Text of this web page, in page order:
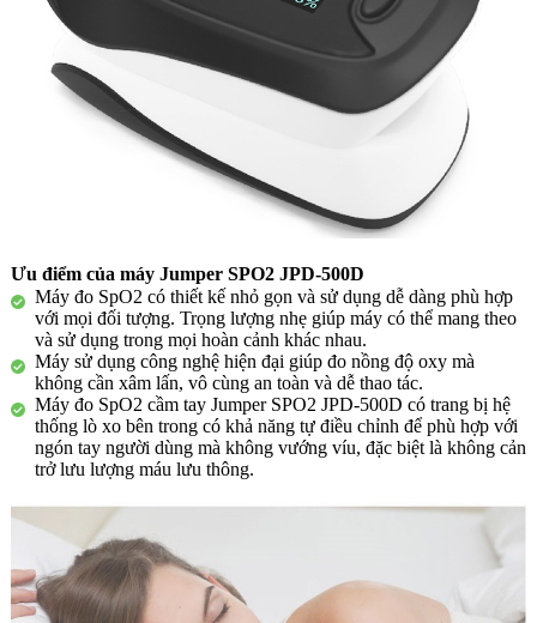
Ưu điểm của máy Jumper SPO2 JPD-500D
Máy đo SpO2 có thiết kế nhỏ gọn và sử dụng dễ dàng phù hợp
với mọi đối tượng. Trọng lượng nhẹ giúp máy có thể mang theo
và sử dụng trong mọi hoàn cảnh khác nhau.
Máy sử dụng công nghệ hiện đại giúp đo nồng độ oxy mà
không cần xâm lấn, vô cùng an toàn và dễ thao tác.
Máy đo SpO2 cầm tay Jumper SPO2 JPD-500D có trang bị hệ
thống lò xo bên trong có khả năng tự điều chỉnh để phù hợp với
ngón tay người dùng mà không vướng víu, đặc biệt là không cản
trở lưu lượng máu lưu thông.